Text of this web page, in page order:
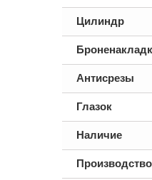
Цилиндр
Антисрезы
Глазок
Наличие
Производство